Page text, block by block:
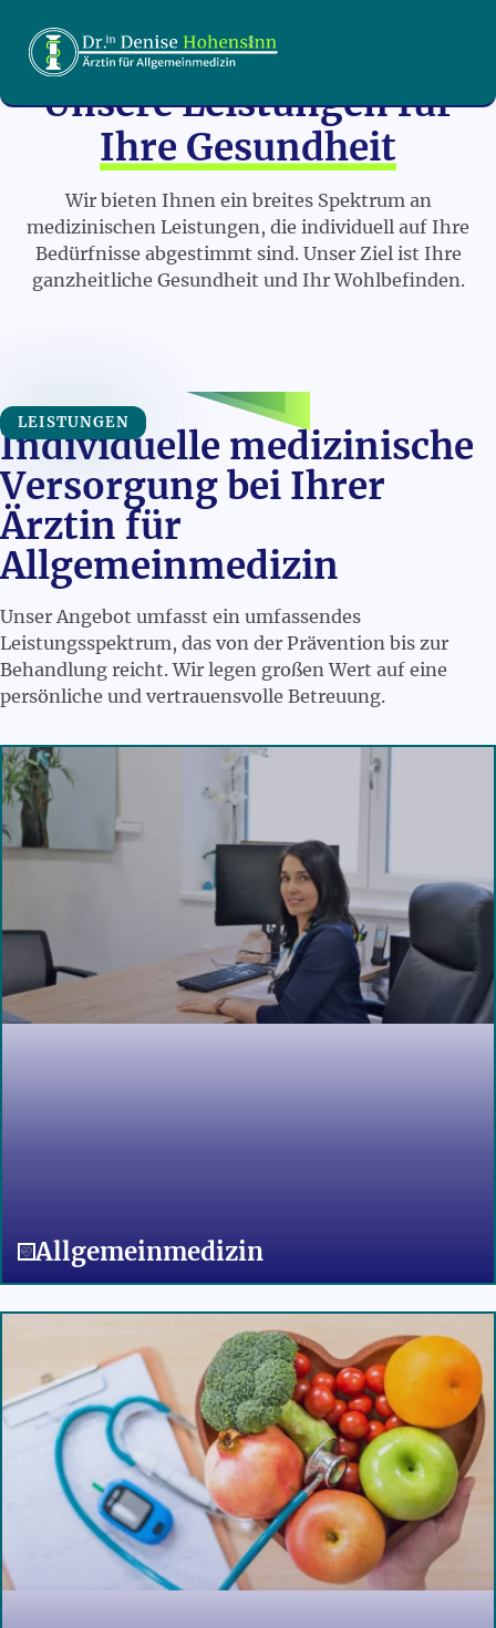
Unsere Leistungen für
Ihre Gesundheit
Wir bieten Ihnen ein breites Spektrum an
medizinischen Leistungen, die individuell auf Ihre
Bedürfnisse abgestimmt sind. Unser Ziel ist Ihre
ganzheitliche Gesundheit und Ihr Wohlbefinden.
Individuelle medizinische
Versorgung bei Ihrer
Ärztin für
Allgemeinmedizin
LEISTUNGEN
Unser Angebot umfasst ein umfassendes
Leistungsspektrum, das von der Prävention bis zur
Behandlung reicht. Wir legen großen Wert auf eine
persönliche und vertrauensvolle Betreuung.
Allgemeinmedizin